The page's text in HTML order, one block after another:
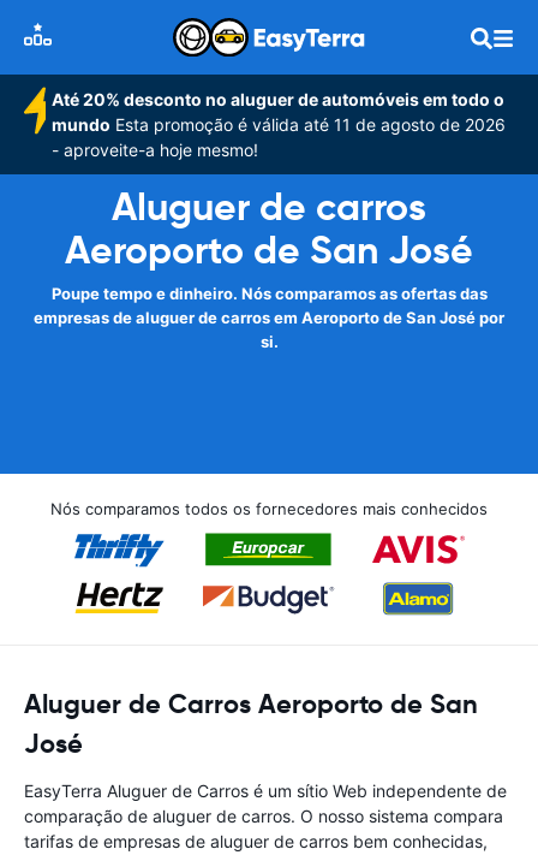
Até 20% desconto no aluguer de automóveis em todo o
mundo Esta promoção é válida até 11 de agosto de 2026
- aproveite-a hoje mesmo!
Aluguer de carros
Aeroporto de San José
Poupe tempo e dinheiro. Nós comparamos as ofertas das
empresas de aluguer de carros em Aeroporto de San José por
si.
Nós comparamos todos os fornecedores mais conhecidos
Aluguer de Carros Aeroporto de San
José
EasyTerra Aluguer de Carros é um sítio Web independente de
comparação de aluguer de carros. O nosso sistema compara
tarifas de empresas de aluguer de carros bem conhecidas,